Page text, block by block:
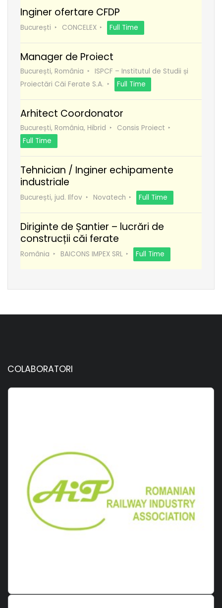
Inginer ofertare CFDP
București CONCELEX Full Time
Manager de Proiect
București, România
ISPCF – Institutul de Studii și
Proiectări Căi Ferate S.A.
Full Time
Arhitect Coordonator
București, România, Hibrid
Consis Proiect
Full Time
Tehnician / Inginer echipamente
industriale
București, jud. Ilfov Novatech Full Time
Diriginte de Șantier – lucrări de
construcții căi ferate
România BAICONS IMPEX SRL Full Time
COLABORATORI